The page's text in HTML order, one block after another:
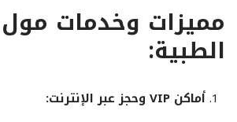
مميزات وخدمات
الطبية:
أماكن VIP وحجز عبر الإنترنت: